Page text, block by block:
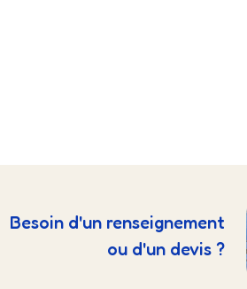
Besoin d'un renseignement
ou d'un devis ?